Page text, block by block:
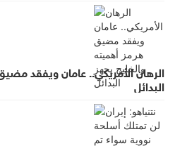
الرهان الأمريكي.. عامان ويفقد
البدائل